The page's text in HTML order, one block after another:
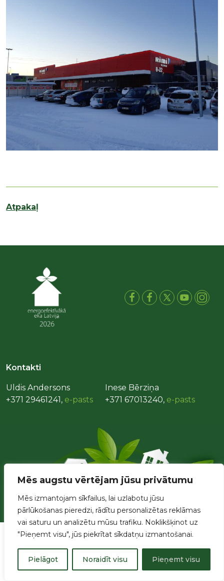
Mēs augstu vērtējam jūsu privātumu
Mēs izmantojam sīkfailus, lai uzlabotu jūsu
pārlūkošanas pieredzi, rādītu personalizētas reklāmas
vai saturu un analizētu mūsu trafiku. Noklikšķinot uz
"Pieņemt visu", jūs piekrītat sīkdatņu izmantošanai.
Pielāgot Noraidīt visu Pieņemt visu
Atpakaļ
Kontakti
Uldis Andersons
+371 29461241, e-pasts
Inese Bērziņa
+371 67013240, e-pasts